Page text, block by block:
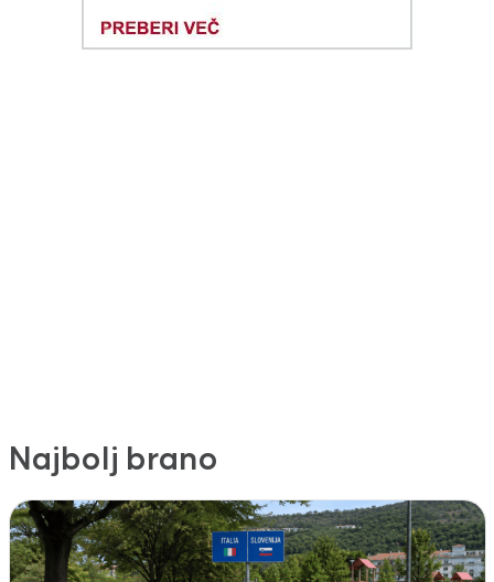
Najbolj brano